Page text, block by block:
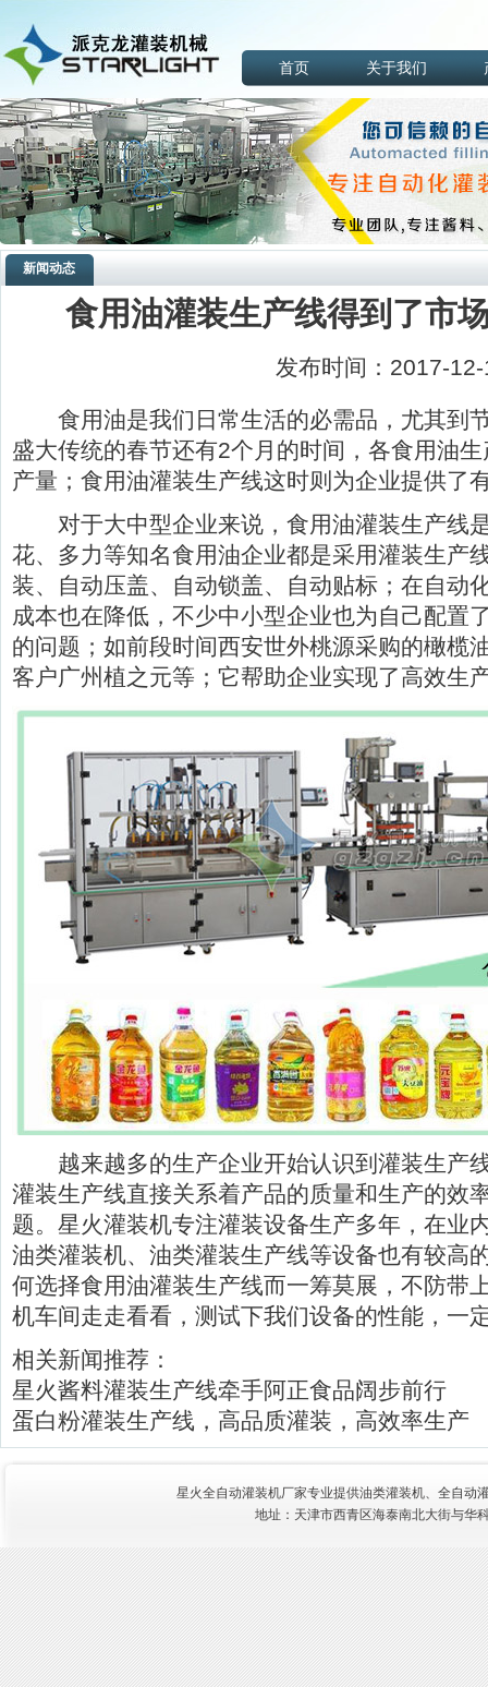
首页 关于我们
新闻动态
食用油灌装生产线得到了市
发布时间：2017-
食用油是我们日常生活的必需品，尤其到
盛大传统的春节还有2个月的时间，各食用油
产量； 食用油灌装生产线这时则为企业提供了
对于大中型企业来说，食用油灌装生产线
花、多力等知名食用油企业都是采用灌装生产
装、自动压盖、自动锁盖、自动贴标；在自动
成本也在降低，不少中小型企业也为自己配置
的问题；如前段时间西安世外桃源采购的橄榄
客户广州植之元等；它帮助企业实现了高效生
越来越多的生产企业开始认识到灌装生产
灌装生产线直接关系着产品的质量和生产的效
题。星火灌装机专注灌装设备生产多年，在业
油类灌装机、油类灌装生产线等设备也有较高
何选择食用油灌装生产线而一筹莫展，不防带
机车间走走看看，测试下我们设备的性能，一
相关新闻推荐：
星火酱料灌装生产线牵手阿正食品阔步前行
蛋白粉灌装生产线，高品质灌装，高效率生产
星火全自动灌装机厂家专业提供油类灌装机、 全自动
地址：天津市西青区海泰南北大街与